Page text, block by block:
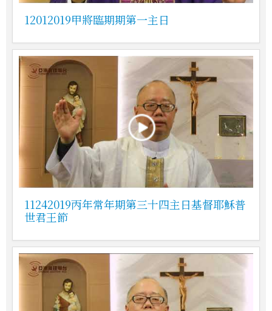
12012019甲將臨期期第一主日
11242019丙年常年期第三十四主日基督耶穌普
世君王節